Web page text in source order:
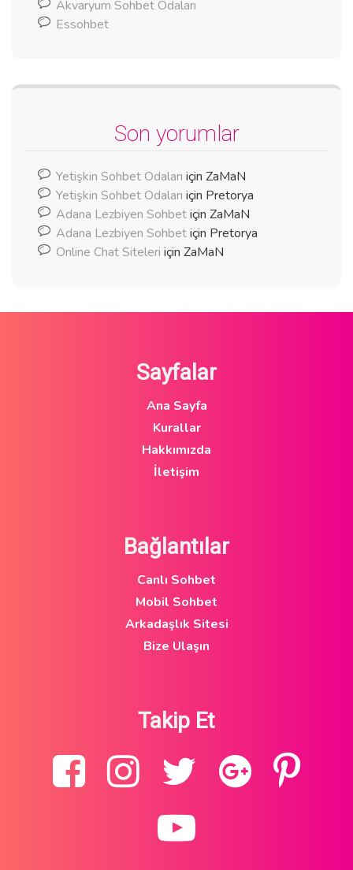
Akvaryum Sohbet Odaları
Essohbet
Son yorumlar
Yetişkin Sohbet Odaları için ZaMaN
Yetişkin Sohbet Odaları için Pretorya
Adana Lezbiyen Sohbetiçin ZaMaN
Adana Lezbiyen Sohbetiçin Pretorya
Online Chat Siteleri için ZaMaN
Sayfalar
Ana Sayfa
Kurallar
Hakkımızda
İletişim
Bağlantılar
Canlı Sohbet
Mobil Sohbet
Arkadaşlık Sitesi
Bize Ulaşın
Takip Et